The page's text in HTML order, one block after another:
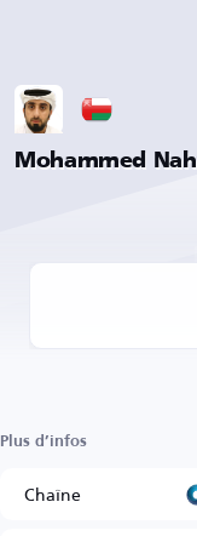
Mohammed
Plus d’infos
Chaîne